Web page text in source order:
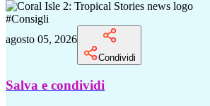
#Consigli
agosto 05, 2026
Condividi
Salva e condividi